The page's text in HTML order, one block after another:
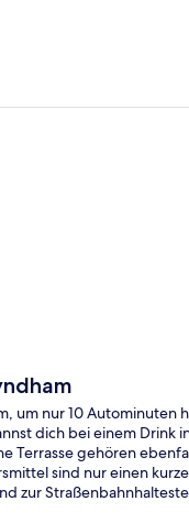
um nur 10 Autominuten
dich bei einem Drink
Terrasse gehören
sind nur einen
zur